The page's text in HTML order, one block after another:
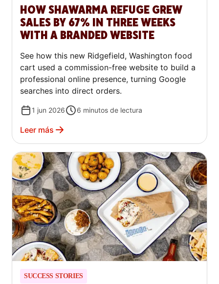
HOW SHAWARMA REFUGE GREW
SALES BY 67% IN THREE WEEKS
WITH A BRANDED WEBSITE
See how this new Ridgefield, Washington food
cart used a commission-free website to build a
professional online presence, turning Google
searches into direct orders.
1 jun 2026 6 minutos de lectura
Leer más
SUCCESS STORIES